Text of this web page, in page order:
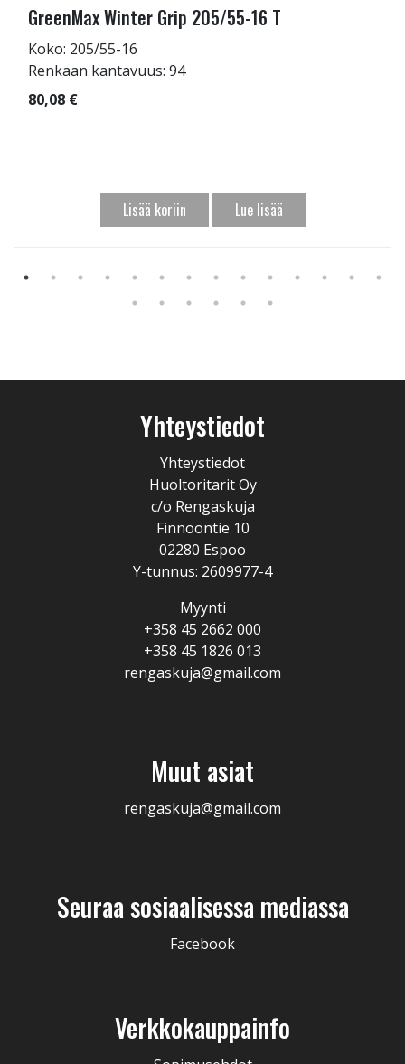
GreenMax Winter Grip 205/55-16 T
Koko: 205/55-16
Renkaan kantavuus: 94
80,08 €
Lisää koriin Lue lisää
Yhteystiedot
Yhteystiedot
Huoltoritarit Oy
c/o Rengaskuja
Finnoontie 10
02280 Espoo
Y-tunnus: 2609977-4
Myynti
+358 45 2662 000
+358 45 1826 013
rengaskuja@gmail.com
Muut asiat
rengaskuja@gmail.com
Seuraa sosiaalisessa mediassa
Facebook
Verkkokauppainfo